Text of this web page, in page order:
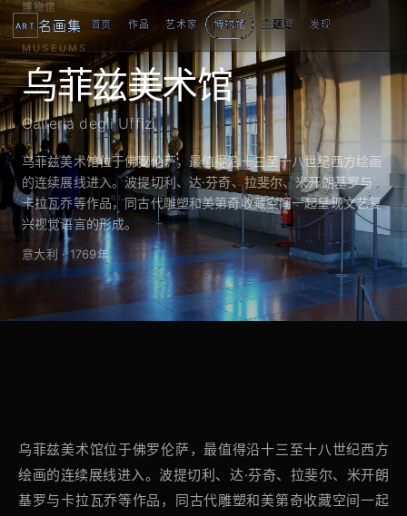
ART 名画集 首页 作品 艺术家 博物馆 主题展 发现
博物馆
MUSEUMS
乌菲兹美术馆
Galleria degli Uffizi
乌菲兹美术馆位于佛罗伦萨，最值得沿十三至十八世纪西方绘画
的连续展线进入。波提切利、达·芬奇、拉斐尔、米开朗基罗与
卡拉瓦乔等作品，同古代雕塑和美第奇收藏空间一起呈现文艺复
兴视觉语言的形成。
意大利 · 1769年
乌菲兹美术馆位于佛罗伦萨，最值得沿十三至十八世纪西方
绘画的连续展线进入。波提切利、达·芬奇、拉斐尔、米开朗
基罗与卡拉瓦乔等作品，同古代雕塑和美第奇收藏空间一起